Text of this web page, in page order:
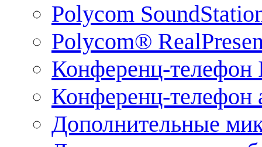
Polycom
Polycom®
Конференц-телефон
Конференц-телефон
Дополнительные